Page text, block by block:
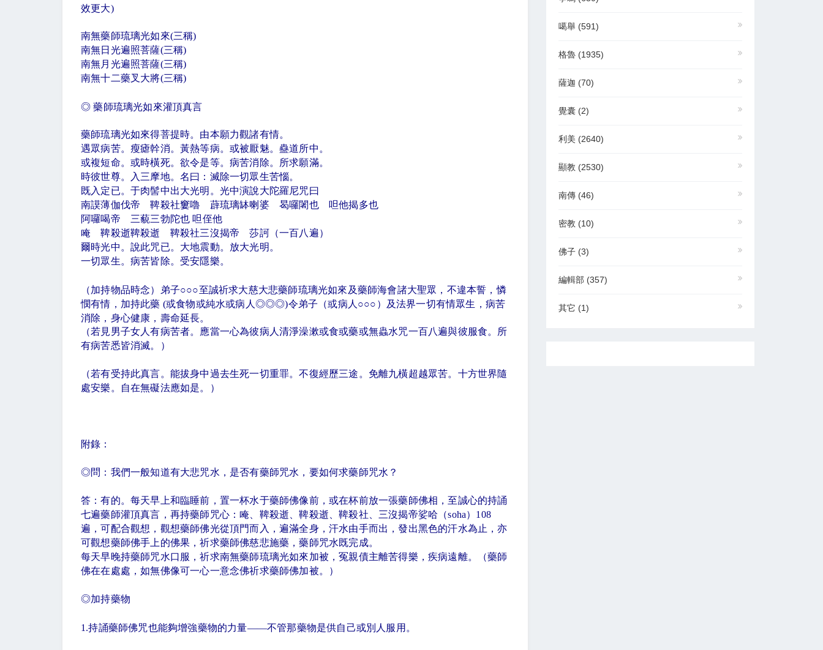
效更大)
南無藥師琉璃光如來(三稱)
南無日光遍照菩薩(三稱)
南無月光遍照菩薩(三稱)
南無十二藥叉大將(三稱)
◎ 藥師琉璃光如來灌頂真言
藥師琉璃光如來得菩提時。由本願力觀諸有情。
遇眾病苦。瘦瘧幹消。黃熱等病。或被厭魅。蠱道所中。
或複短命。或時橫死。欲令是等。病苦消除。所求願滿。
時彼世尊。入三摩地。名曰：滅除一切眾生苦惱。
既入定已。于肉髻中出大光明。光中演說大陀羅尼咒曰
南謨薄伽伐帝 鞞殺社窶嚕 薜琉璃缽喇婆 曷囉闍也 呾他揭多也
阿囉喝帝 三藐三勃陀也 呾侄他
唵 鞞殺逝鞞殺逝 鞞殺社三沒揭帝 莎訶（一百八遍）
爾時光中。說此咒已。大地震動。放大光明。
一切眾生。病苦皆除。受安隱樂。
（加持物品時念）弟子○○○至誠祈求大慈大悲藥師琉璃光如來及藥師海會諸大聖眾，不違本誓，憐
憫有情，加持此藥 (或食物或純水或病人◎◎◎)令弟子（或病人 ○○○ ）及法界一切有情眾生，病苦
消除，身心健康，壽命延長。
（若見男子女人有病苦者。應當一心為彼病人清淨澡漱或食或藥或無蟲水咒一百八遍與彼服食。所
有病苦悉皆消滅。）
（若有受持此真言。能拔身中過去生死一切重罪。不復經歷三途。免離九橫超越眾苦。十方世界隨
處安樂。自在無礙法應如是。）
附錄：
◎問：我們一般知道有大悲咒水，是否有藥師咒水，要如何求藥師咒水？
答：有的。每天早上和臨睡前，置一杯水于藥師佛像前，或在杯前放一張藥師佛相，至誠心的持誦
七遍藥師灌頂真言，再持藥師咒心：唵、鞞殺逝、鞞殺逝、鞞殺社、三沒揭帝娑哈（soha） 108
遍，可配合觀想，觀想藥師佛光從頂門而入，遍滿全身，汗水由手而出，發出黑色的汗水為止，亦
可觀想藥師佛手上的佛果，祈求藥師佛慈悲施藥，藥師咒水既完成。
每天早晚持藥師咒水口服，祈求南無藥師琉璃光如來加被，冤親債主離苦得樂，疾病遠離。（藥師
佛在在處處，如無佛像可一心一意念佛祈求藥師佛加被。）
◎加持藥物
1.持誦藥師佛咒也能夠增強藥物的力量——不管那藥物是供自己或別人服用。
噶舉 (591)
格魯 (1935)
薩迦 (70)
覺囊 (2)
利美 (2640)
顯教 (2530)
南傳 (46)
密教 (10)
佛子 (3)
編輯部 (357)
其它 (1)